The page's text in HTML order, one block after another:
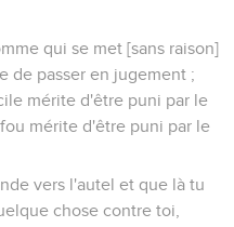
qui se met [sans raison]
de passer en jugement ;
mérite d'être puni par le
mérite d'être puni par le
vers l'autel et que là tu
chose contre toi,